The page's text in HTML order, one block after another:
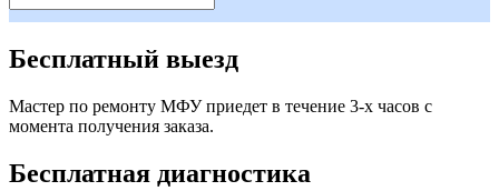
Бесплатный выезд
Мастер по ремонту МФУ приедет в течение 3-х часов с
момента получения заказа.
Бесплатная диагностика